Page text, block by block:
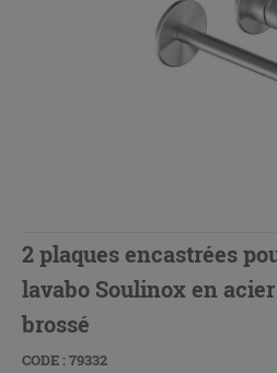
2 plaques encastrées
lavabo Soulinox en
brossé
CODE : 79332